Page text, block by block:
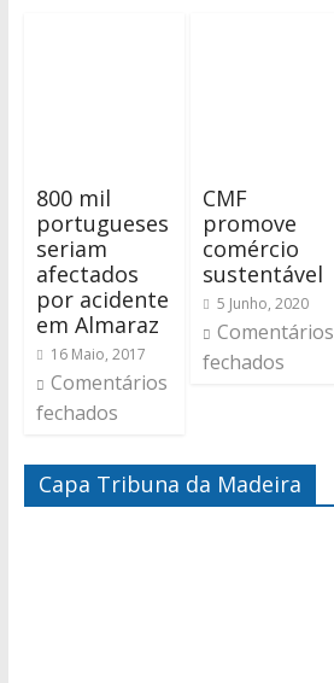
800 mil
portugueses
seriam
afectados
por acidente
em Almaraz
16 Maio, 2017
Comentários
fechados
CMF
promove
comércio
sustentável
5 Junho, 2020
Comentários
fechados
Capa Tribuna da Madeira